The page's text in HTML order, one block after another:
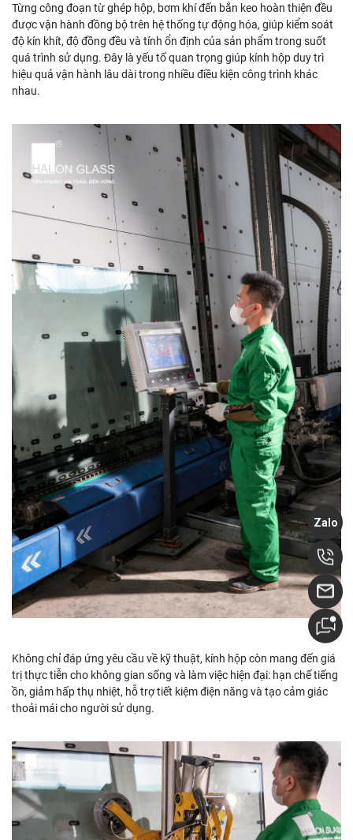
Từng công đoạn từ ghép hộp, bơm khí đến bắn keo hoàn thiện đều
được vận hành đồng bộ trên hệ thống tự động hóa, giúp kiểm soát
độ kín khít, độ đồng đều và tính ổn định của sản phẩm trong suốt
quá trình sử dụng. Đây là yếu tố quan trọng giúp kính hộp duy trì
hiệu quả vận hành lâu dài trong nhiều điều kiện công trình khác
nhau.
Không chỉ đáp ứng yêu cầu về kỹ thuật, kính hộp còn mang đến giá
trị thực tiễn cho không gian sống và làm việc hiện đại: hạn chế tiếng
ồn, giảm hấp thụ nhiệt, hỗ trợ tiết kiệm điện năng và tạo cảm giác
thoải mái cho người sử dụng.
Zalo